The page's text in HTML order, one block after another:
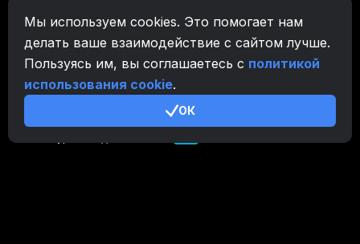
Мы используем cookies. Это помогает нам
делать ваше взаимодействие с сайтом лучше.
Пользуясь им, вы соглашаетесь с политикой
использования cookie.
ОК
Семейство CryptoTab
CryptoTabБраузер
CryptoTabдля Android
для Android PRO